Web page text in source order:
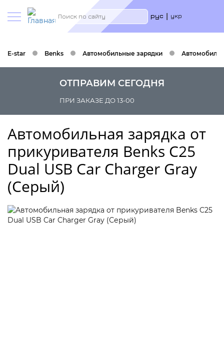
Search рус укр
E-star Benks Автомобильные зарядки
ОТПРАВИМ СЕГОДНЯ
ПРИ ЗАКАЗЕ ДО 13-00
Автомобильная зарядка от
прикуривателя Benks C25
Dual USB Car Charger Gray
(Серый)